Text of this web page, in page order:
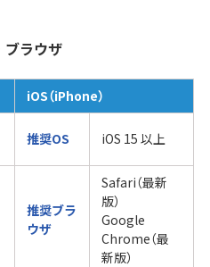
ブラウザ
iOS（iPhone）
推奨OS iOS 15 以上
推奨ブラ
ウザ
Safari（最新
版）
Google
Chrome（最
新版）